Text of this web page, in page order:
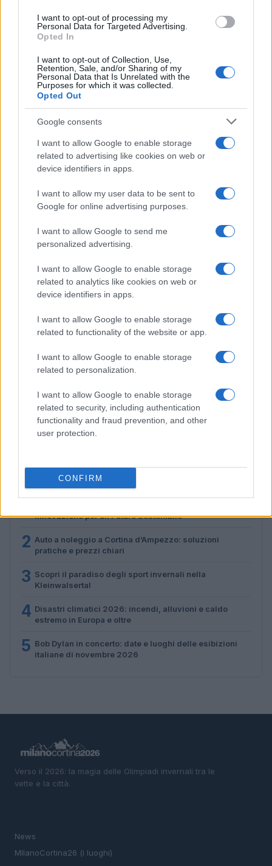
I want to opt-out of processing my
Personal Data for Targeted Advertising.
Opted In
I want to opt-out of Collection, Use,
Retention, Sale, and/or Sharing of my
Personal Data that Is Unrelated with the
Purposes for which it was collected.
Opted Out
Google consents
I want to allow Google to enable storage
related to advertising like cookies on web or
device identifiers in apps.
I want to allow my user data to be sent to
Google for online advertising purposes.
I want to allow Google to send me
personalized advertising.
I want to allow Google to enable storage
related to analytics like cookies on web or
device identifiers in apps.
I want to allow Google to enable storage
related to functionality of the website or app.
I want to allow Google to enable storage
related to personalization.
I want to allow Google to enable storage
related to security, including authentication
functionality and fraud prevention, and other
user protection.
CONFIRM
accuse e i dettagli
Alessandro Tassinari · 7 Ago 2026
Don Antonio Mazzi: l’ultimo saluto a Milano tra
emozioni e canti
Marco Tessari · 3 Ago 2026
PIÙ LETTI
Innovazione per un Futuro Sostenibile
2 Auto a noleggio a Cortina d’Ampezzo: soluzioni
pratiche e prezzi chiari
3 Scopri il paradiso degli sport invernali nella
Kleinwalsertal
4 Disastri climatici 2026: incendi, alluvioni e caldo
estremo in Europa e oltre
5 Bob Dylan in concerto: date e luoghi delle esibizioni
italiane di novembre 2026
Verso il 2026: la magia delle Olimpiadi invernali tra le
vette e la città.
News
MIlanoCortina26 (i luoghi)